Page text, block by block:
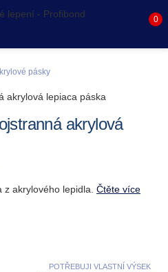
pásky
akrylová
z akrylového lepidla. Čtěte více
POTŘEBUJI VLASTNÍ VÝSEK
0